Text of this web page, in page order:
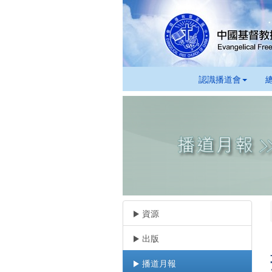
認識播道會
資源
出版
播道月報